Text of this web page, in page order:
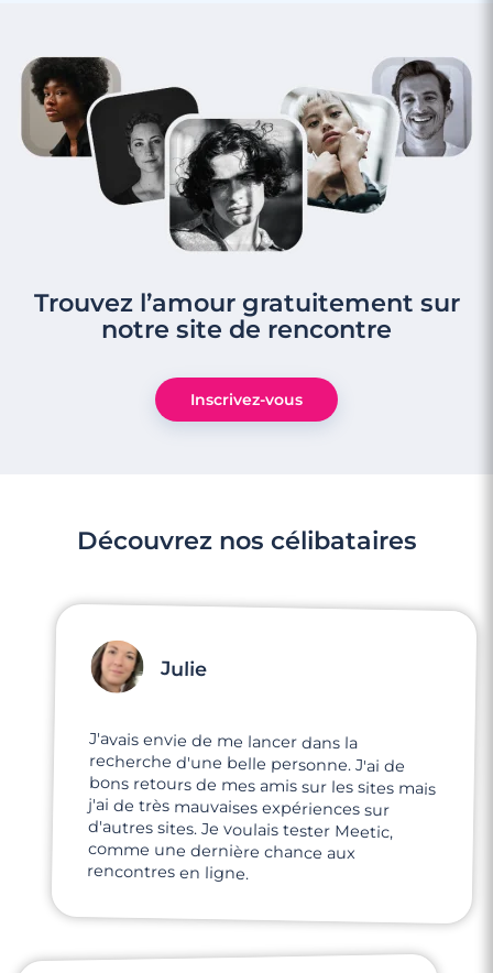
Trouvez l’amour gratuitement sur
notre site de rencontre
Inscrivez-vous
Découvrez nos célibataires
Julie
J'avais envie de me lancer dans la
recherche d'une belle personne. J'ai de
bons retours de mes amis sur les sites mais
j'ai de très mauvaises expériences sur
d'autres sites. Je voulais tester Meetic,
comme une dernière chance aux
rencontres en ligne.